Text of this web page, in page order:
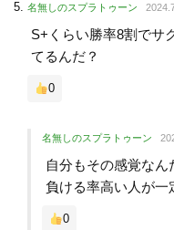
名無しのスプラトゥーン
S+くらい勝率8割でサ
てるんだ？
0
名無しのスプラトゥーン
自分もその感覚なん
負ける率高い人が一
0